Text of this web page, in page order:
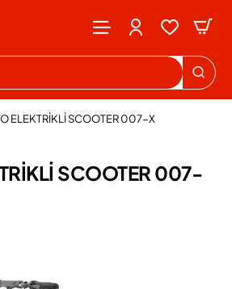
SCOOTER 007-
ELEKTRİKLİ SCOOTER 007-X